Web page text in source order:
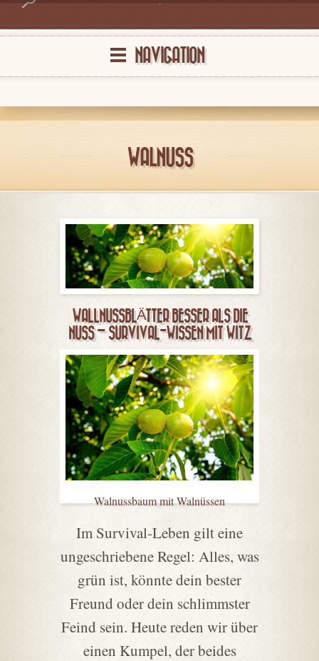
NAVIGATION
WALNUSS
WALLNUSSBLÄTTER BESSER ALS DIE
NUSS – SURVIVAL-WISSEN MIT WITZ
Walnussbaum mit Walnüssen
Im Survival-Leben gilt eine
ungeschriebene Regel: Alles, was
grün ist, könnte dein bester
Freund oder dein schlimmster
Feind sein. Heute reden wir über
einen Kumpel, der beides